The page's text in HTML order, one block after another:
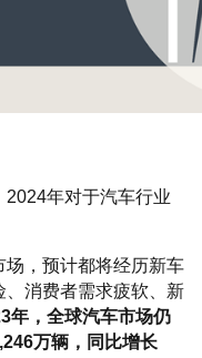
年对于汽车行业
，预计都将经历新车
消费者需求疲软、新
年，全球汽车市场仍
万辆，同比增长